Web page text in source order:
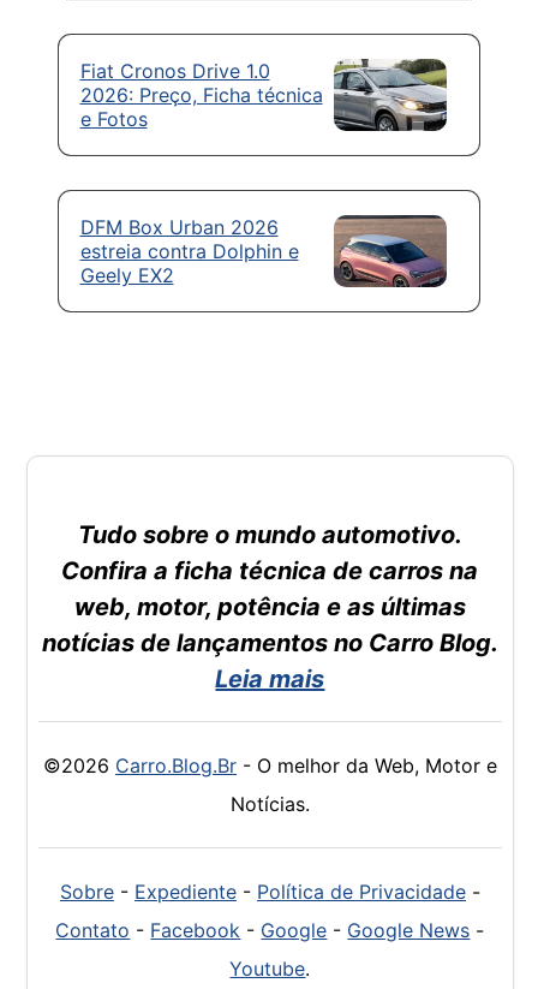
Fiat Cronos Drive 1.0
2026: Preço, Ficha técnica
e Fotos
DFM Box Urban 2026
estreia contra Dolphin e
Geely EX2
Tudo sobre o mundo automotivo.
Confira a ficha técnica de carros na
web, motor, potência e as últimas
notícias de lançamentos no Carro Blog.
Leia mais
©2026 Carro.Blog.Br- O melhor da Web, Motor e
Notícias.
Sobre- Expediente- Política de Privacidade-
Contato - Facebook - Google - Google News -
Youtube.